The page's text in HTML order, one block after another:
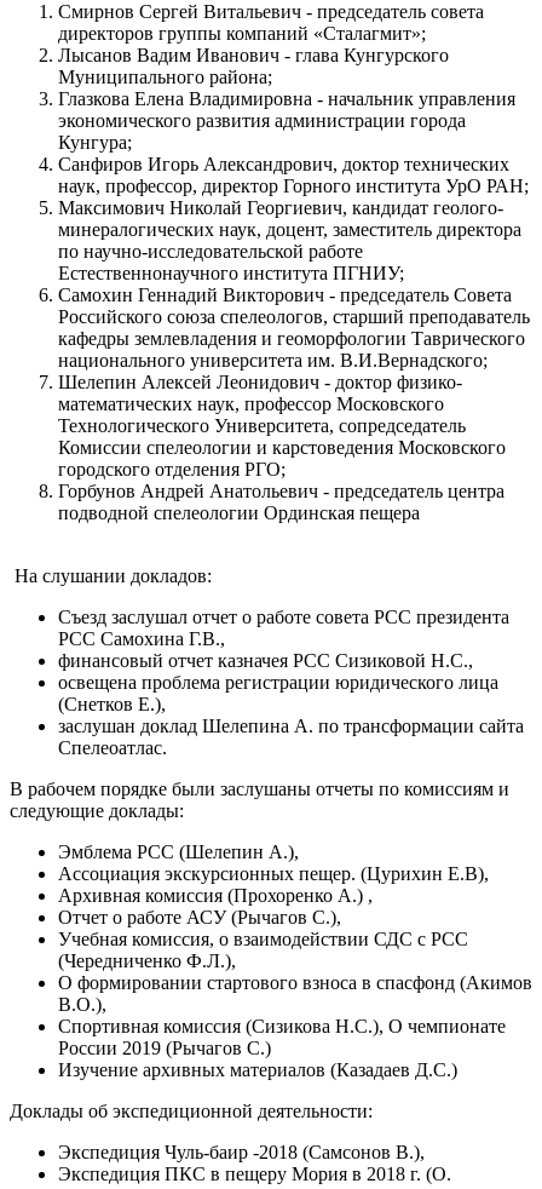
Смирнов Сергей Витальевич - председатель совета
директоров группы компаний «Сталагмит»;
Лысанов Вадим Иванович - глава Кунгурского
Муниципального района;
Глазкова Елена Владимировна - начальник управления
экономического развития администрации города
Кунгура;
Санфиров Игорь Александрович, доктор технических
наук, профессор, директор Горного института УрО РАН;
Максимович Николай Георгиевич, кандидат геолого-
минералогических наук, доцент, заместитель директора
по научно-исследовательской работе
Естественнонаучного института ПГНИУ;
Самохин Геннадий Викторович - председатель Совета
Российского союза спелеологов, старший преподаватель
кафедры землевладения и геоморфологии Таврического
национального университета им. В.И.Вернадского;
Шелепин Алексей Леонидович - доктор физико-
математических наук, профессор Московского
Технологического Университета, сопредседатель
Комиссии спелеологии и карстоведения Московского
городского отделения РГО;
Горбунов Андрей Анатольевич - председатель центра
подводной спелеологии Ординская пещера
На слушании докладов:
Съезд заслушал отчет о работе совета РСС президента
РСС Самохина Г.В.,
финансовый отчет казначея РСС Сизиковой Н.С.,
освещена проблема регистрации юридического лица
(Снетков Е.),
заслушан доклад Шелепина А. по трансформации сайта
Спелеоатлас.
В рабочем порядке были заслушаны отчеты по комиссиям и
следующие доклады:
Эмблема РСС (Шелепин А.),
Ассоциация экскурсионных пещер. (Цурихин Е.В),
Архивная комиссия (Прохоренко А.) ,
Отчет о работе АСУ (Рычагов С.),
Учебная комиссия, о взаимодействии СДС с РСС
(Чередниченко Ф.Л.),
О формировании стартового взноса в спасфонд (Акимов
В.О.),
Спортивная комиссия (Сизикова Н.С.), О чемпионате
России 2019 (Рычагов С.)
Изучение архивных материалов (Казадаев Д.С.)
Доклады об экспедиционной деятельности:
Экспедиция Чуль-баир -2018 (Самсонов В.),
Экспедиция ПКС в пещеру Мория в 2018 г. (О.